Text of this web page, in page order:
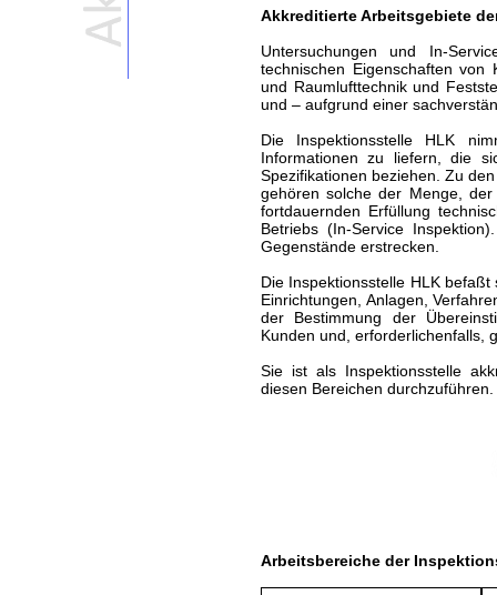
Akkreditierte Arbeitsgebiete
Untersuchungen und In-
technischen Eigenschaften von
und Raumlufttechnik und
und – aufgrund einer
Die Inspektionsstelle HLK
Informationen zu liefern, die
Spezifikationen beziehen. Zu
gehören solche der Menge,
fortdauernden Erfüllung
Betriebs (In-Service
Gegenstände erstrecken.
Die Inspektionsstelle HLK
Einrichtungen, Anlagen,
der Bestimmung der
Kunden und, erforderlichenfalls,
Sie ist als Inspektionsstelle
diesen Bereichen durchzuführen.
Arbeitsbereiche der